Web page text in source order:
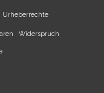
Urheberrechte
Widerspruch